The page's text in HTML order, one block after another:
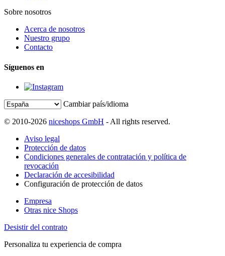
Sobre nosotros
Acerca de nosotros
Nuestro grupo
Contacto
Síguenos en
Cambiar país/idioma
© 2010-2026 niceshops GmbH - All rights reserved.
Aviso legal
Protección de datos
Condiciones generales de contratación y política de
revocación
Declaración de accesibilidad
Configuración de protección de datos
Empresa
Otras nice Shops
Desistir del contrato
Personaliza tu experiencia de compra